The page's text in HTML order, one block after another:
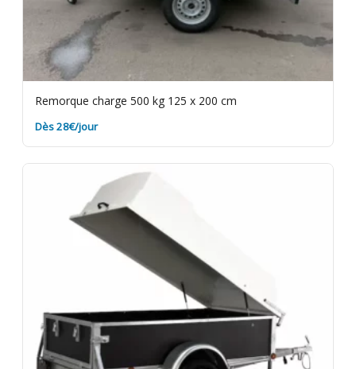
Remorque charge 500 kg 125 x 200 cm
Dès 28€/jour